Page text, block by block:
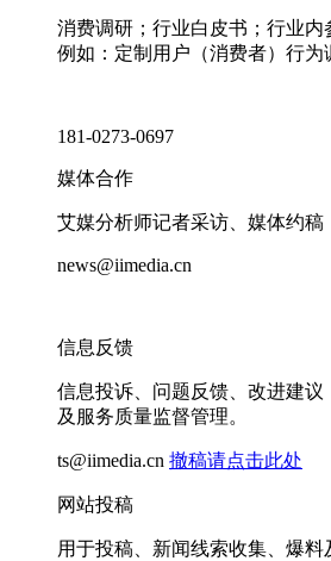
消费调研；行业白皮书；行业
例如：定制用户（消费者）行为
181-0273-0697
媒体合作
艾媒分析师记者采访、媒体约稿
news@iimedia.cn
信息反馈
信息投诉、问题反馈、改进建议
及服务质量监督管理。
ts@iimedia.cn 撤稿请点击此处
网站投稿
用于投稿、新闻线索收集、爆料